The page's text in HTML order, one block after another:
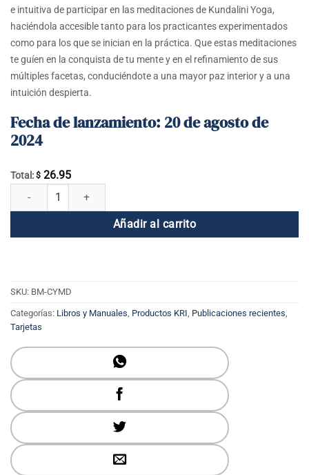
e intuitiva de participar en las meditaciones de Kundalini Yoga,
haciéndola accesible tanto para los practicantes experimentados
como para los que se inician en la práctica. Que estas meditaciones
te guíen en la conquista de tu mente y en el refinamiento de sus
múltiples facetas, conduciéndote a una mayor paz interior y a una
intuición despierta.
Fecha de lanzamiento: 20 de agosto de
2024
Total: $ 26.95
Conquista tu mente cantidad
Añadir al carrito
SKU: BM-CYMD
Categorías: Libros y Manuales Productos KRI Publicaciones recientes
Tarjetas